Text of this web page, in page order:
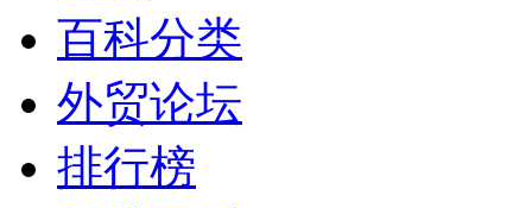
百科分类
外贸论坛
排行榜